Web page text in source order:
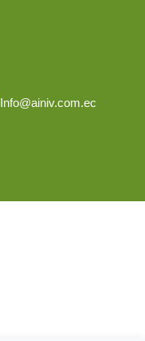
Info@ainiv.com.ec